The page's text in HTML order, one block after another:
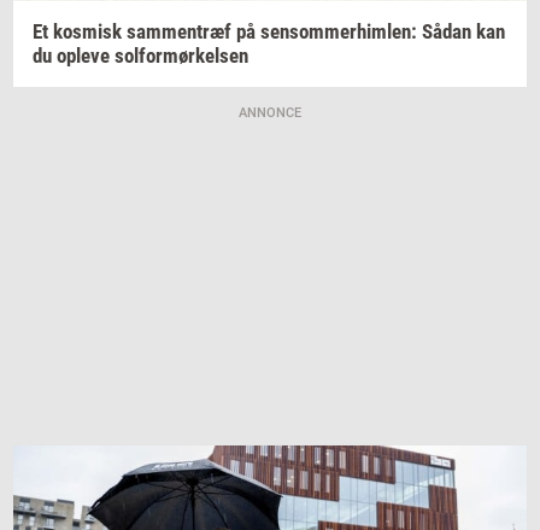
Et kos­misk sam­men­træf på sen­som­mer­him­len: Sådan kan
du op­le­ve sol­for­mør­kel­sen
ANNONCE